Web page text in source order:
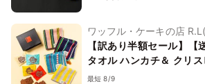
ワッフル・ケーキの店
【訳あり半額セール】【
タオル ハンカチ＆ クリ
ッフル セット【イエロー】
最短 8/9